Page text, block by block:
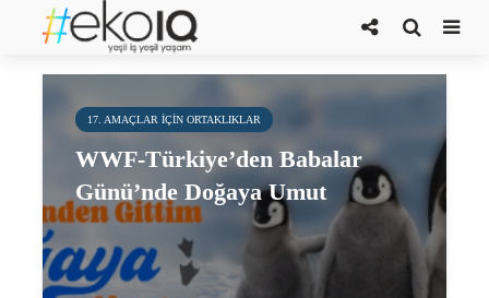
doğaya umut
17. AMAÇLAR IÇIN ORTAKLIKLAR
WWF-Türkiye’den Babalar
Günü’nde Doğaya Umut